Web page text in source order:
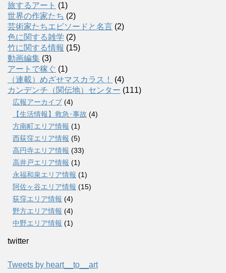
旅するアート (1)
世界の作家たち (2)
芸術家たちエピソードと名言 (2)
色に関する雑学 (2)
竹に関する情報 (15)
動画編集 (3)
アートで稼ぐ (1)
（連載）めざせマスカラス！
(4)
カンデンチ（関伝地）センター (111)
広報アーカイブ (4)
【生活情報】救急･事故 (4)
方南町エリア情報 (1)
西荻窪エリア情報 (5)
高円寺エリア情報 (33)
高井戸エリア情報 (1)
永福和泉エリア情報 (1)
阿佐ヶ谷エリア情報 (15)
荻窪エリア情報 (4)
野方エリア情報 (4)
中野エリア情報 (1)
twitter
Tweets by heart__to__art